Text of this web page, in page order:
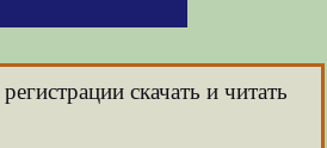
скачать и читать